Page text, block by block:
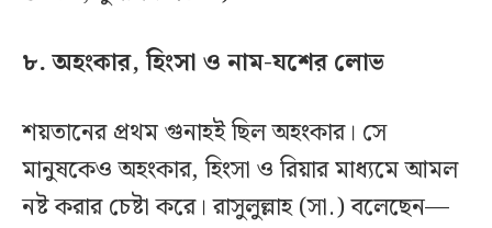
৮. অহংকার, হিংসা ও নাম-যশের লোভ
শয়তানের প্রথম গুনাহই ছিল অহংকার। সে
মানুষকেও অহংকার, হিংসা ও রিয়ার মাধ্যমে আমল
নষ্ট করার চেষ্টা করে। রাসুলুল্লাহ (সা.) বলেছেন—